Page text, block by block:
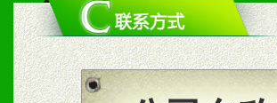
1、统一市场价格
商利润。